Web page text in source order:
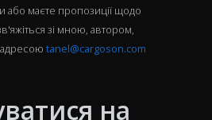
або маєте пропозиції щодо
зі мною, автором,
tanel@cargoson.com
на